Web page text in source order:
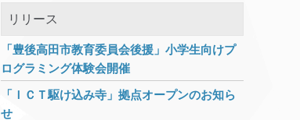
リリース
「豊後高田市教育委員会後援」小学生向けプ
ログラミング体験会開催
「ＩＣＴ駆け込み寺」拠点オープンのお知ら
せ